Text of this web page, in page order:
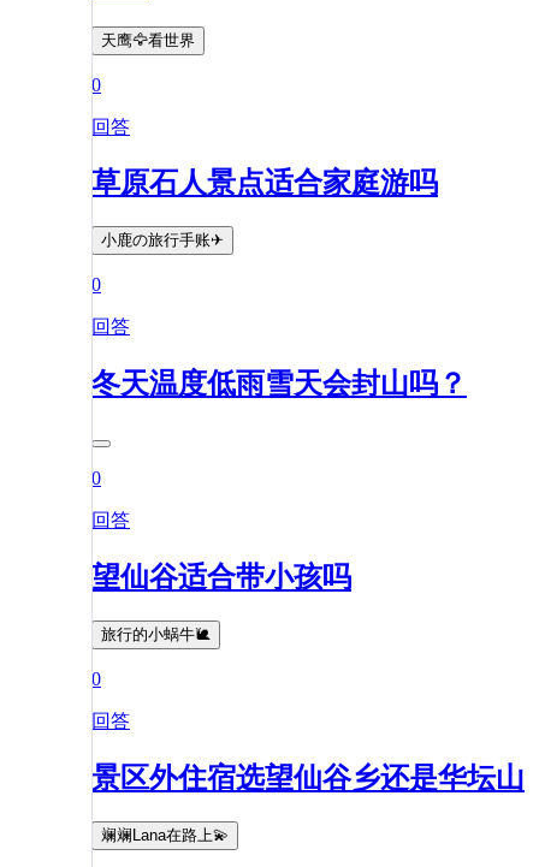
天鹰🦅看世界
0
回答
草原石人景点适合家庭游吗
小鹿の旅行手账✈
0
回答
冬天温度低雨雪天会封山吗？
0
回答
望仙谷适合带小孩吗
旅行的小蜗牛🐌
0
回答
景区外住宿选望仙谷乡还是华坛山
斓斓Lana在路上💫